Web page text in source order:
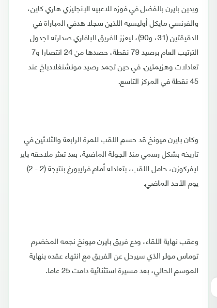
ويدين بايرن بالفضل في فوزه للاعبيه الإنجليزي هاري كاين،
والفرنسي مايكل أوليسيه اللذين سجلا هدفي المباراة في
الدقيقتين (31، و90)، ليعزز الفريق البافاري صدارته لجدول
الترتيب العام برصيد 79 نقطة، حصدها من 24 انتصارا و7
تعادلات وهزيمتين. في حين تجمد رصيد مونشنغلادباخ عند
45 نقطة في المركز التاسع.
وكان بايرن ميونخ قد حسم اللقب للمرة الرابعة والثلاثين في
تاريخه بشكل رسمي منذ الجولة الماضية، بعد تعثر ملاحقه باير
ليفركوزن، حامل اللقب، بتعادله أمام فرايبورغ بنتيجة (2 - 2)
يوم الأحد الماضي.
وعقب نهاية اللقاء، ودع فريق بايرن ميونخ نجمه المخضرم
توماس مولر الذي سيرحل عن الفريق مع انتهاء عقده بنهاية
الموسم الحالي، بعد مسيرة استثنائية دامت 25 عاما.